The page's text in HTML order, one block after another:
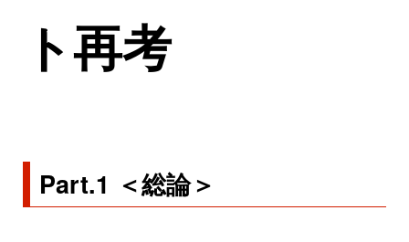
ト再考
Part.1 ＜総論＞